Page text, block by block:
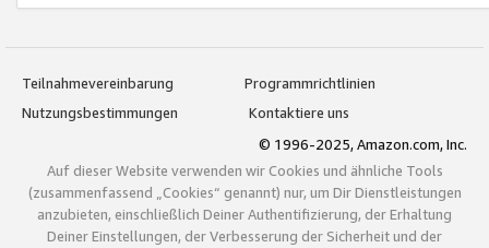
Teilnahmevereinbarung
Programmrichtlinien
Nutzungsbestimmungen
Kontaktiere uns
© 1996-2025, Amazon.com, Inc.
Auf dieser Website verwenden wir Cookies und ähnliche Tools
(zusammenfassend „Cookies“ genannt) nur, um Dir Dienstleistungen
anzubieten, einschließlich Deiner Authentifizierung, der Erhaltung
Deiner Einstellungen, der Verbesserung der Sicherheit und der